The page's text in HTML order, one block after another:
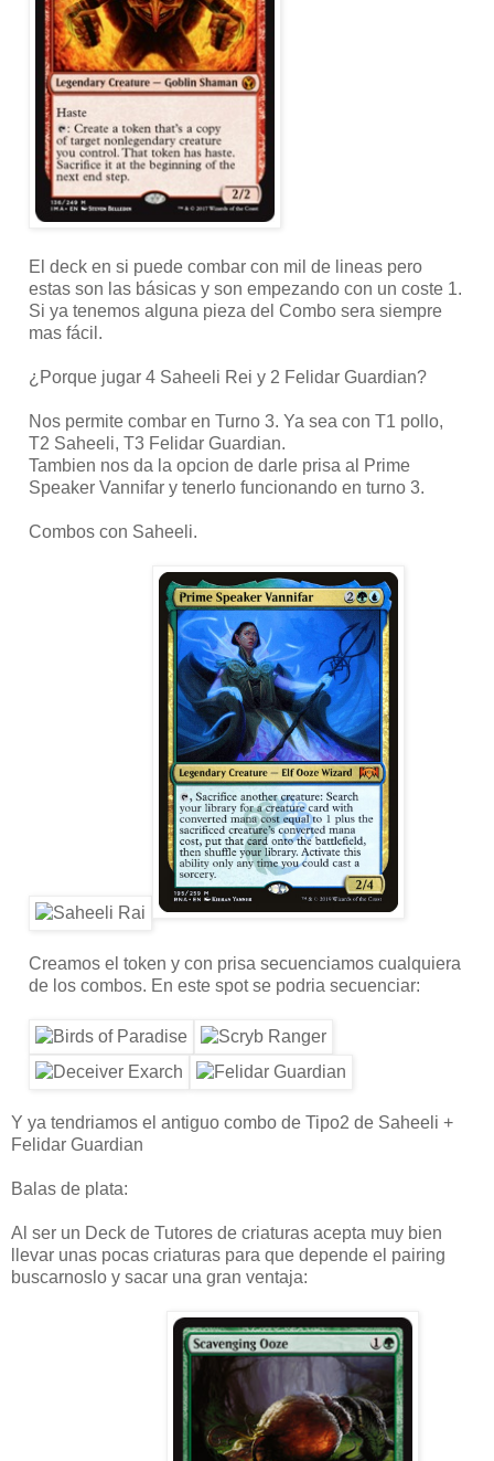
El deck en si puede combar con mil de lineas pero
estas son las básicas y son empezando con un coste 1.
Si ya tenemos alguna pieza del Combo sera siempre
mas fácil.
¿Porque jugar 4 Saheeli Rei y 2 Felidar Guardian?
Nos permite combar en Turno 3. Ya sea con T1 pollo,
T2 Saheeli, T3 Felidar Guardian.
Tambien nos da la opcion de darle prisa al Prime
Speaker Vannifar y tenerlo funcionando en turno 3.
Combos con Saheeli.
Creamos el token y con prisa secuenciamos cualquiera
de los combos. En este spot se podria secuenciar:
Y ya tendriamos el antiguo combo de Tipo2 de Saheeli +
Felidar Guardian
Balas de plata:
Al ser un Deck de Tutores de criaturas acepta muy bien
llevar unas pocas criaturas para que depende el pairing
buscarnoslo y sacar una gran ventaja: